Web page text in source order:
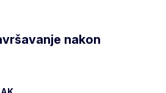
nakon